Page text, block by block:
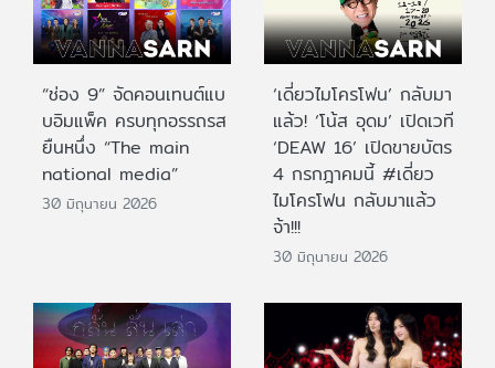
“ช่อง 9” จัดคอนเทนต์แบ
บอิมแพ็ค ครบทุกอรรถรส
ยืนหนึ่ง “The main
national media”
30 มิถุนายน 2026
‘เดี่ยวไมโครโฟน’ กลับมา
แล้ว! ‘โน้ส อุดม’ เปิดเวที
‘DEAW 16’ เปิดขายบัตร
4 กรกฎาคมนี้ #เดี่ยว
ไมโครโฟน กลับมาแล้ว
จ้า!!!
30 มิถุนายน 2026